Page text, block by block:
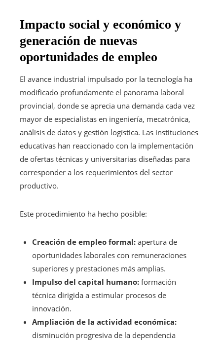
Impacto social y económico y
generación de nuevas
oportunidades de empleo
El avance industrial impulsado por la tecnología ha
modificado profundamente el panorama laboral
provincial, donde se aprecia una demanda cada vez
mayor de especialistas en ingeniería, mecatrónica,
análisis de datos y gestión logística. Las instituciones
educativas han reaccionado con la implementación
de ofertas técnicas y universitarias diseñadas para
corresponder a los requerimientos del sector
productivo.
Este procedimiento ha hecho posible:
Creación de empleo formal: apertura de
oportunidades laborales con remuneraciones
superiores y prestaciones más amplias.
Impulso del capital humano: formación
técnica dirigida a estimular procesos de
innovación.
Ampliación de la actividad económica:
disminución progresiva de la dependencia